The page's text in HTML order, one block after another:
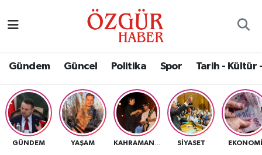
Gündem Güncel Politika Spor Tarih - Kültür
GÜNDEM YAŞAM SIYASET EKONOMI
Eğitim
Ekonomi
Nöbetçi Eczaneler
Namaz Vakitleri
Trafik Durumu